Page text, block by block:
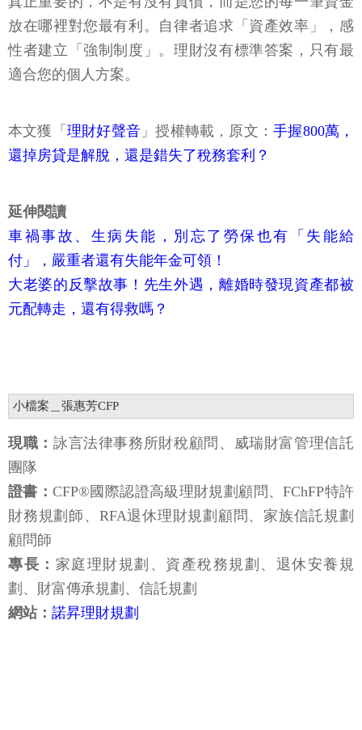
放在哪裡對您最有利。自律者追求「資產效率」，感
性者建立「強制制度」。理財沒有標準答案，只有最
適合您的個人方案。
本文獲「 理財好聲音 」授權轉載，原文：手握800萬，
還掉房貸是解脫，還是錯失了稅務套利？
延伸閱讀
車禍事故、生病失能，別忘了勞保也有「失能給
付」，嚴重者還有失能年金可領！
大老婆的反擊故事！先生外遇，離婚時發現資產都被
元配轉走，還有得救嗎？
小檔案＿張惠芳CFP
現職： 詠言法律事務所財稅顧問、威瑞財富管理信託
團隊
證書：CFP®國際認證高級理財規劃顧問、FChFP特許
財務規劃師、RFA退休理財規劃顧問、家族信託規劃
顧問師
專長： 家庭理財規劃、資產稅務規劃、退休安養規
劃、財富傳承規劃、信託規劃
網站： 諾昇理財規劃